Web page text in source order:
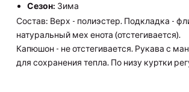
Сезон: Зима
Состав: Верх - полиэстер. Подкладка -
натуральный мех енота (отстегивается).
Капюшон - не отстегивается. Рукава с
для сохранения тепла. По низу куртки